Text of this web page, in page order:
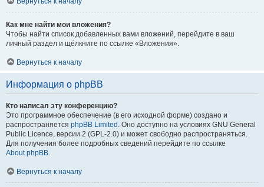
Как мне найти мои вложения?
Чтобы найти список добавленных вами вложений, перейдите в ваш
личный раздел и щёлкните по ссылке «Вложения».
Вернуться к началу
Информация о phpBB
Кто написал эту конференцию?
Это программное обеспечение (в его исходной форме) создано и
распространяется phpBB Limited . Оно доступно на условиях GNU General
Public Licence, версии 2 (GPL-2.0) и может свободно распространяться.
Для получения более подробных сведений перейдите по ссылке
About phpBB.
Вернуться к началу